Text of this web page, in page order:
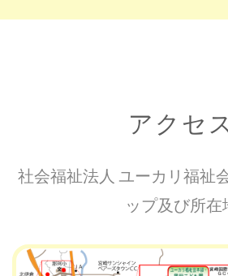
アクセ
社会福祉法人 ユーカリ福祉
ップ及び所在